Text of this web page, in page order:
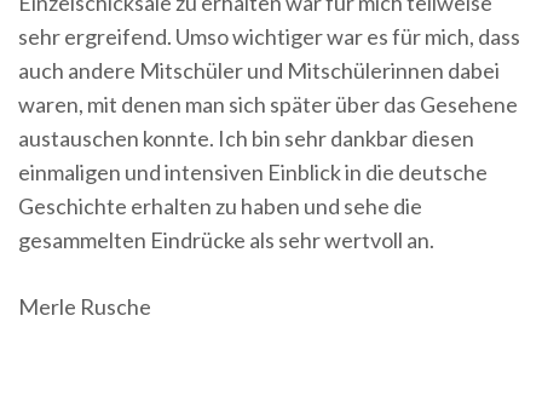
sehr ergreifend. Umso wichtiger war es für mich, dass
auch andere Mitschüler und Mitschülerinnen dabei
waren, mit denen man sich später über das Gesehene
austauschen konnte. Ich bin sehr dankbar diesen
einmaligen und intensiven Einblick in die deutsche
Geschichte erhalten zu haben und sehe die
gesammelten Eindrücke als sehr wertvoll an.
Merle Rusche